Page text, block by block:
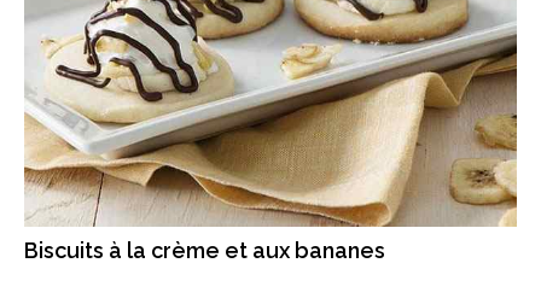
Biscuits à la crème et aux bananes